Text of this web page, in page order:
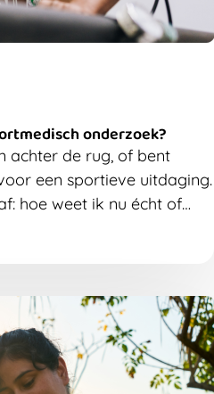
onderzoek?
achter de rug, of bent
een sportieve uitdaging.
hoe weet ik nu écht of
deze belasting?